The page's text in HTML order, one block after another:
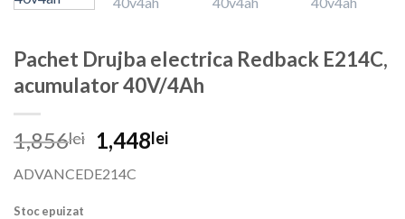
Pachet Drujba electrica Redback E214C,
acumulator 40V/4Ah
1,856lei
Prețul
inițial
a
1,448leiPrețul
ADVANCEDE214C
Stoc epuizat